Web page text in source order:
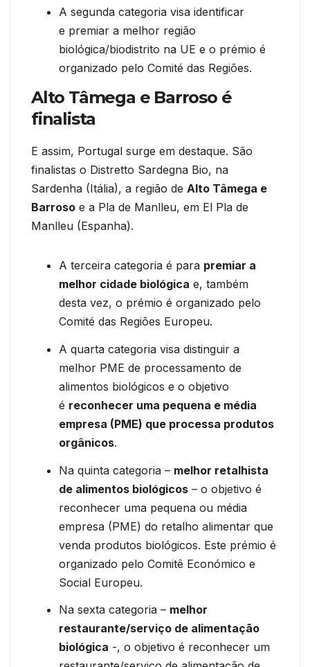
A segunda categoria visa identificar
e premiar a melhor região
biológica/biodistrito na UE e o prémio é
organizado pelo Comité das Regiões.
Alto Tâmega e Barroso é
finalista
E assim, Portugal surge em destaque. São
finalistas o Distretto Sardegna Bio, na
Sardenha (Itália), a região de Alto Tâmega e
Barroso e a Pla de Manlleu, em El Pla de
Manlleu (Espanha).
A terceira categoria é para premiar a
melhor cidade biológica e, também
desta vez, o prémio é organizado pelo
Comité das Regiões Europeu.
A quarta categoria visa distinguir a
melhor PME de processamento de
alimentos biológicos e o objetivo
é reconhecer uma pequena e média
empresa (PME) que processa produtos
orgânicos.
Na quinta categoria – melhor retalhista
de alimentos biológicos – o objetivo é
reconhecer uma pequena ou média
empresa (PME) do retalho alimentar que
venda produtos biológicos. Este prémio é
organizado pelo Comitê Económico e
Social Europeu.
Na sexta categoria – melhor
restaurante/serviço de alimentação
biológica -, o objetivo é reconhecer um